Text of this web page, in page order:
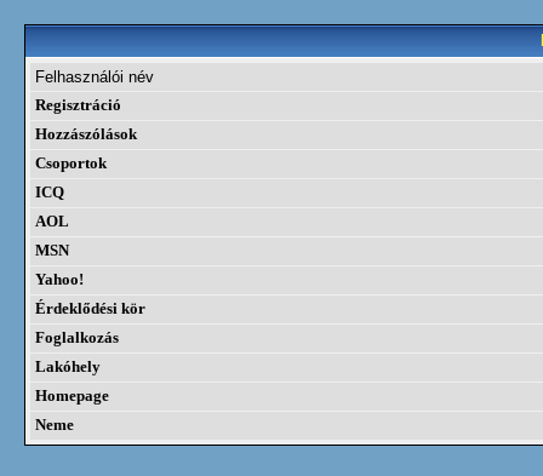
Felhasználói név
Regisztráció
Hozzászólások
Csoportok
ICQ
AOL
MSN
Yahoo!
Érdeklődési kör
Foglalkozás
Lakóhely
Homepage
Neme